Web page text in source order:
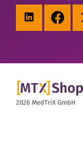
LinkedIn
2026 MedTriX GmbH